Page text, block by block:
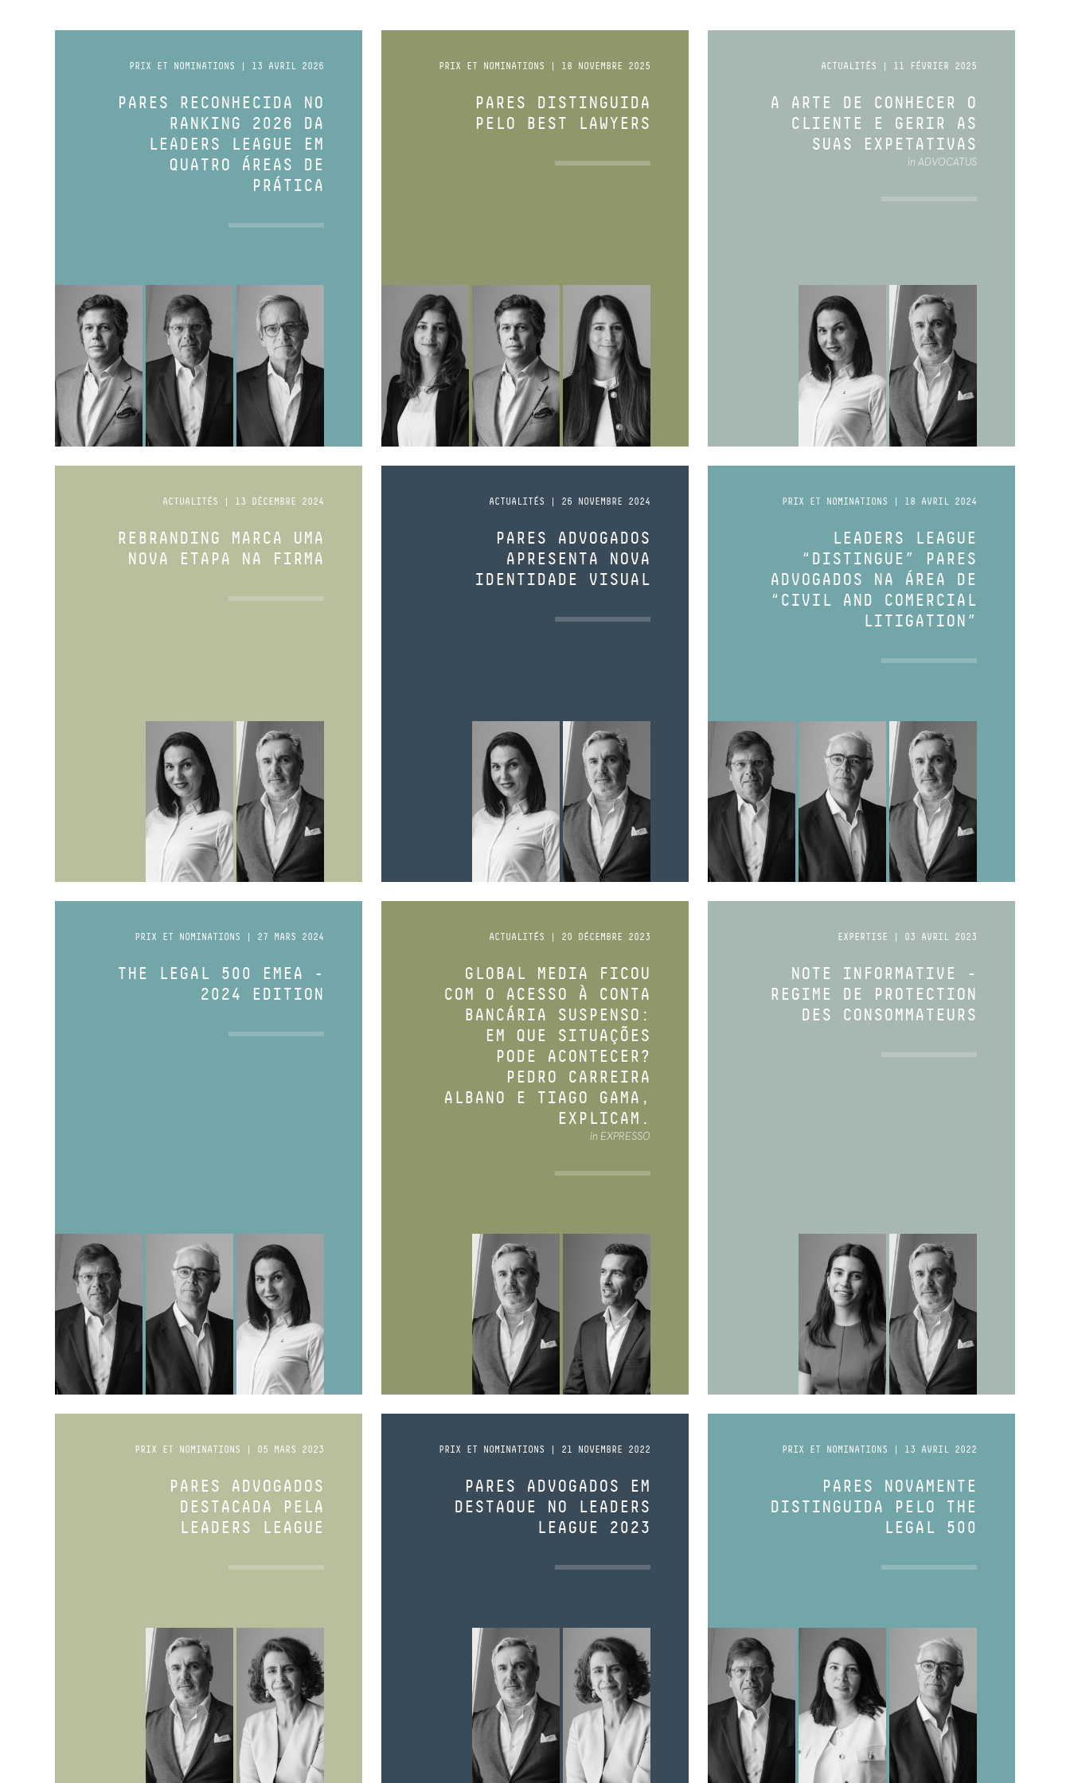
PRIX ET NOMINATIONS | 13 AVRIL 2026
PARES RECONHECIDA NO
RANKING 2026 DA
LEADERS LEAGUE EM
QUATRO ÁREAS DE
PRÁTICA
PRIX ET NOMINATIONS | 18 NOVEMBRE 2025
PARES DISTINGUIDA
PELO BEST LAWYERS
ACTUALITÉS | 11 FÉVRIER 2025
A ARTE DE CONHECER O
CLIENTE E GERIR AS
SUAS EXPETATIVAS
in ADVOCATUS
ACTUALITÉS | 13 DÉCEMBRE 2024
REBRANDING MARCA UMA
NOVA ETAPA NA FIRMA
ACTUALITÉS | 26 NOVEMBRE 2024
PARES ADVOGADOS
APRESENTA NOVA
IDENTIDADE VISUAL
PRIX ET NOMINATIONS | 18 AVRIL 2024
LEADERS LEAGUE
“DISTINGUE” PARES
ADVOGADOS NA ÁREA DE
“CIVIL AND COMERCIAL
LITIGATION”
PRIX ET NOMINATIONS | 27 MARS 2024
THE LEGAL 500 EMEA -
2024 EDITION
ACTUALITÉS | 20 DÉCEMBRE 2023
GLOBAL MEDIA FICOU
COM O ACESSO À CONTA
BANCÁRIA SUSPENSO:
EM QUE SITUAÇÕES
PODE ACONTECER?
PEDRO CARREIRA
ALBANO E TIAGO GAMA,
EXPLICAM.
in EXPRESSO
EXPERTISE | 03 AVRIL 2023
NOTE INFORMATIVE -
REGIME DE PROTECTION
DES CONSOMMATEURS
PRIX ET NOMINATIONS | 05 MARS 2023
PARES ADVOGADOS
DESTACADA PELA
LEADERS LEAGUE
PRIX ET NOMINATIONS | 21 NOVEMBRE 2022
PARES ADVOGADOS EM
DESTAQUE NO LEADERS
LEAGUE 2023
PRIX ET NOMINATIONS | 13 AVRIL 2022
PARES NOVAMENTE
DISTINGUIDA PELO THE
LEGAL 500